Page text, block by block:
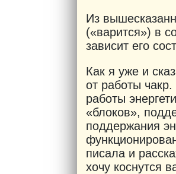
Из
(«варится») в
зависит его
Как я уже и
от работы
работы
«блоков»,
поддержания
писала и
хочу коснутся